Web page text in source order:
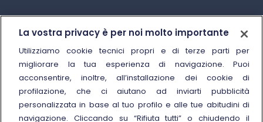
Chi siamo
Sostenibilità
Trenitalia for Business
Manuale di Conservazione
Link esterno
La vostra privacy è per noi molto importante
Utilizziamo cookie tecnici propri e di terze parti per
migliorare la tua esperienza di navigazione. Puoi
acconsentire, inoltre, all’installazione dei cookie di
profilazione, che ci aiutano ad inviarti pubblicità
personalizzata in base al tuo profilo e alle tue abitudini di
navigazione. Cliccando su “Rifiuta tutti” o chiudendo il